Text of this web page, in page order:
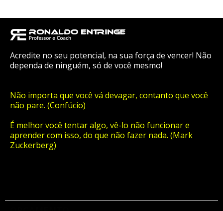
Acredite no seu potencial, na sua força de vencer! Não
dependa de ninguém, só de você mesmo!
Não importa que você vá devagar, contanto que você
não pare. (Confúcio)
É melhor você tentar algo, vê-lo não funcionar e
aprender com isso, do que não fazer nada. (Mark
Zuckerberg)